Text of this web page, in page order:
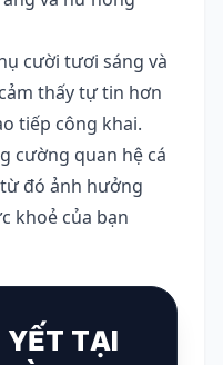
cười tươi sáng và
thấy tự tin hơn
tiếp công khai.
cường quan hệ cá
đó ảnh hưởng
khoẻ của bạn
YẾT TẠI